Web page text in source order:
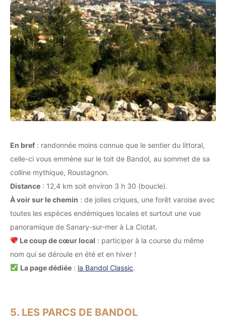
En bref : randonnée moins connue que le sentier du littoral,
celle-ci vous emmène sur le toit de Bandol, au sommet de sa
colline mythique, Roustagnon.
Distance : 12,4 km soit environ 3 h 30 (boucle).
À voir sur le chemin : de jolies criques, une forêt varoise avec
toutes les espèces endémiques locales et surtout une vue
panoramique de Sanary-sur-mer à La Ciotat.
Le coup de cœur local : participer à la course du même
nom qui se déroule en été et en hiver !
La page dédiée: la Bandol Classic.
5. LES PARCS DE BANDOL